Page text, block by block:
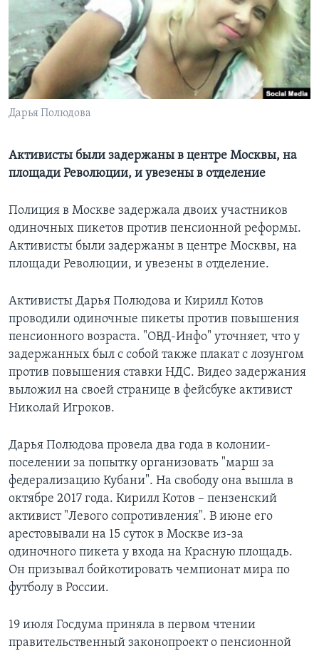
Learning English
СОЦИАЛЬНЫЕ СЕТИ
Дарья Полюдова
Активисты были задержаны в центре Москвы, на
площади Революции, и увезены в отделение
Полиция в Москве задержала двоих участников
одиночных пикетов против пенсионной реформы.
Активисты были задержаны в центре Москвы, на
площади Революции, и увезены в отделение.
Активисты Дарья Полюдова и Кирилл Котов
проводили одиночные пикеты против повышения
пенсионного возраста. "ОВД-Инфо" уточняет, что у
задержанных был с собой также плакат с лозунгом
против повышения ставки НДС. Видео задержания
выложил на своей странице в фейсбуке активист
Николай Игроков.
Дарья Полюдова провела два года в колонии-
поселении за попытку организовать "марш за
федерализацию Кубани". На свободу она вышла в
октябре 2017 года. Кирилл Котов – пензенский
активист "Левого сопротивления". В июне его
арестовывали на 15 суток в Москве из-за
одиночного пикета у входа на Красную площадь.
Он призывал бойкотировать чемпионат мира по
футболу в России.
19 июля Госдума приняла в первом чтении
правительственный законопроект о пенсионной